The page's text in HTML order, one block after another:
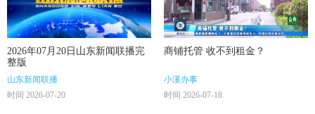
2026年07月20日山东新闻联播完
整版
山东新闻联播
时间 2026-07-20
商铺托管 收不到租金？
小溪办事
时间 2026-07-18